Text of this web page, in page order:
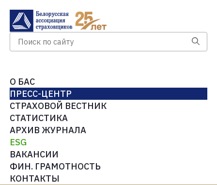
О БАС
ПРЕСС-ЦЕНТР
СТРАХОВОЙ ВЕСТНИК
СТАТИСТИКА
АРХИВ ЖУРНАЛА
ESG
ВАКАНСИИ
ФИН. ГРАМОТНОСТЬ
КОНТАКТЫ